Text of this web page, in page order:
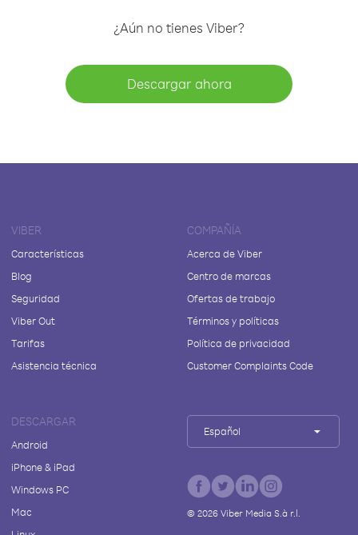
¿Aún no tienes Viber?
Descargar ahora
VIBER
Características
Blog
Seguridad
Viber Out
Tarifas
Asistencia técnica
COMPAÑÍA
Acerca de Viber
Centro de marcas
Ofertas de trabajo
Términos y políticas
Política de privacidad
Customer Complaints Code
DESCARGAR
Android
iPhone & iPad
Windows PC
Mac
Español
© 2026Viber Media S.à r.l.